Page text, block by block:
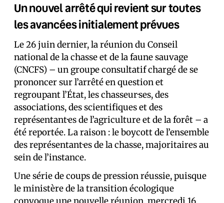
Un nouvel arrêté qui revient sur toutes
les avancées initialement prévues
Le 26 juin dernier, la réunion du Conseil
national de la chasse et de la faune sauvage
(CNCFS) – un groupe consultatif chargé de se
prononcer sur l’arrêté en question et
regroupant l’État, les chasseur·ses, des
associations, des scientifiques et des
représentant·es de l’agriculture et de la forêt – a
été reportée. La raison : le boycott de l’ensemble
des représentant·es de la chasse, majoritaires au
sein de l’instance.
Une série de coups de pression réussie, puisque
le ministère de la transition écologique